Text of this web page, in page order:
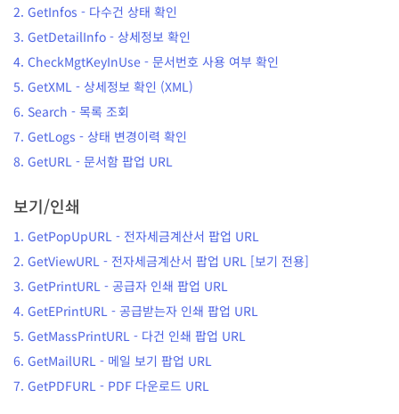
2. GetInfos - 다수건 상태 확인
3. GetDetailInfo - 상세정보 확인
4. CheckMgtKeyInUse - 문서번호 사용 여부 확인
5. GetXML - 상세정보 확인 (XML)
6. Search - 목록 조회
7. GetLogs - 상태 변경이력 확인
8. GetURL - 문서함 팝업 URL
보기/인쇄
1. GetPopUpURL - 전자세금계산서 팝업 URL
2. GetViewURL - 전자세금계산서 팝업 URL [보기 전용]
3. GetPrintURL - 공급자 인쇄 팝업 URL
4. GetEPrintURL - 공급받는자 인쇄 팝업 URL
5. GetMassPrintURL - 다건 인쇄 팝업 URL
6. GetMailURL - 메일 보기 팝업 URL
7. GetPDFURL - PDF 다운로드 URL